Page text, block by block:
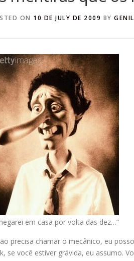
ON 10 DE JULY DE 2009 BY
em casa por volta das dez…”
precisa chamar o mecânico, eu
se você estiver grávida, eu assumo.